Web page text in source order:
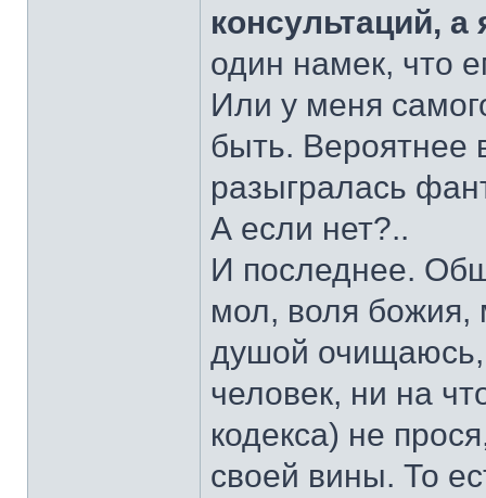
консультаций,
один намек, что
Или у меня
быть. Вероятнее
разыгралась
А если нет?..
И последнее.
мол, воля божия,
душой очищаюсь,
человек, ни на
кодекса) не
своей вины. То